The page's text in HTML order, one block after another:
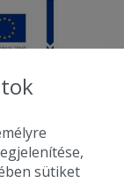
line Kft.
sütiket